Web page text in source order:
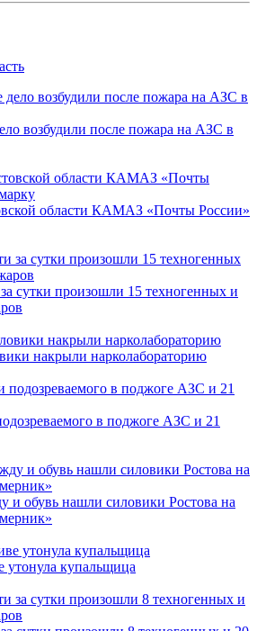
возбудили после пожара на АЗС в
области КАМАЗ «Почты России»
сутки произошли 15 техногенных и
накрыли нарколабораторию
в поджоге АЗС и 21
и обувь нашли силовики Ростова на
утонула купальщица